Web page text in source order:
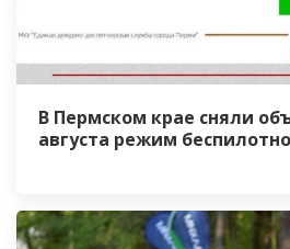
В Пермском крае сняли
августа режим